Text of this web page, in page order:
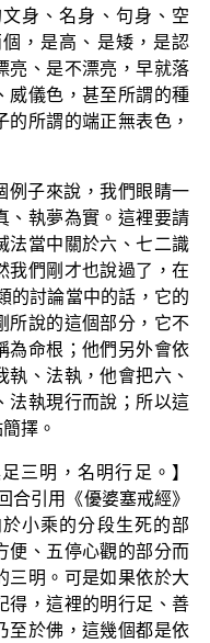
身、名身、句身、空
，是高、是矮，是認
亮、是不漂亮，早就落
威儀色，甚至所謂的種
所謂的端正無表色，
例子來說，我們眼睛一
、執夢為實。這裡要請
法當中關於六、七二識
我們剛才也說過了，在
的討論當中的話，它的
所說的這個部分，它不
為命根；他們另外會依
、法執，他會把六、
法執現行而說；所以這
擇。
三明，名明行足。】
合引用《優婆塞戒經》
小乘的分段生死的部
便、五停心觀的部分而
三明。可是如果依於大
得，這裡的明行足、善
至於佛，這幾個都是依